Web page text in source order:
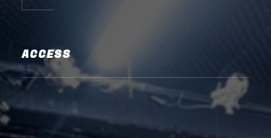
ACCESS